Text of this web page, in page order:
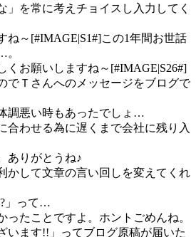
」を常に考えチョイスし入力してく
ね～[#IMAGE|S1#]この1年間お世話
くお願いしますね～[#IMAGE|S26#]
でＴさんへのメッセージをブログで
調悪い時もあったでしょ…
合わせる為に遅くまで会社に残り入
ありがとうね♪
かして文章の言い回しを変えてくれ
」って…
ったことですよ。ホントごめんね。
います!!」ってブログ原稿が届いた